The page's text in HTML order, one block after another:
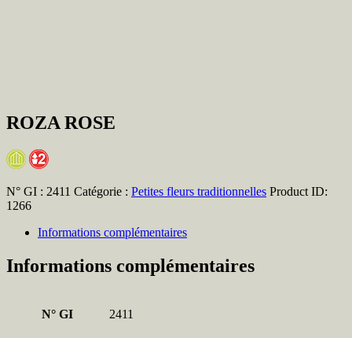
ROZA ROSE
N° GI : 2411 Catégorie : Petites fleurs traditionnelles Product ID:
1266
Informations complémentaires
Informations complémentaires
N° GI 2411